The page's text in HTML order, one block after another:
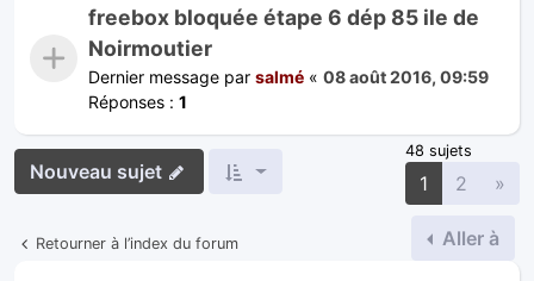
freebox bloquée étape 6 dép 85 ile de
Noirmoutier
Dernier message par salmé « 08 août 2016, 09:59
Réponses : 1
Nouveau sujet
48 sujets
1 2 »
Retourner à l’index du forum Aller à